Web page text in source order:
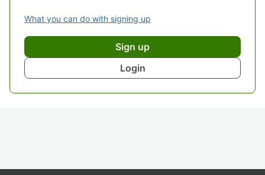
What you can do with signing up
Sign up
Login